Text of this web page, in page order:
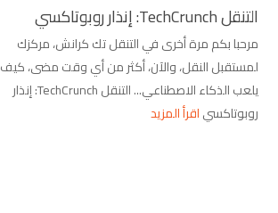
التنقل TechCrunch: إنذار روبوتاكسي
مرحبا بكم مرة أخرى في التنقل تك كرانش، مركزك
لمستقبل النقل، والآن، أكثر من أي وقت مضى، كيف
يلعب الذكاء الاصطناعي... التنقل TechCrunch: إنذار
روبوتاكسياقرأ المزيد